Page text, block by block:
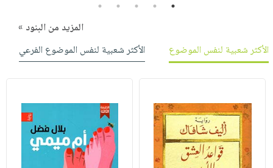
1
2
3
4
5
المزيد من البنود »
الأكثر شعبية لنفس الموضوع
الأكثر شعبية لنفس الموضوع الفرعي